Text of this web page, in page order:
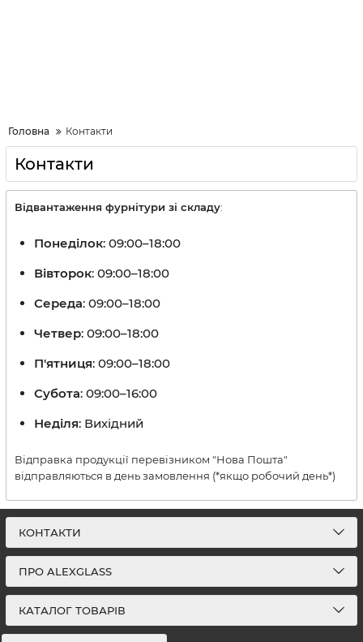
Головна Контакти
Контакти
Відвантаження фурнітури зі складу:
Понеділок: 09:00–18:00
Вівторок: 09:00–18:00
Середа: 09:00–18:00
Четвер: 09:00–18:00
П'ятниця: 09:00–18:00
Субота: 09:00–16:00
Неділя: Вихідний
Відправка продукції перевізником "Нова Пошта"
відправляються в день замовлення (*якщо робочий день*)
КОНТАКТИ
ПРО ALEXGLASS
КАТАЛОГ ТОВАРІВ